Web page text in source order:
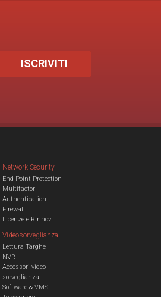
Network Security
End Point Protection
Multifactor
Authentication
Firewall
Licenze e Rinnovi
Videosorveglianza
Lettura Targhe
NVR
Accessori video
sorveglianza
Software & VMS